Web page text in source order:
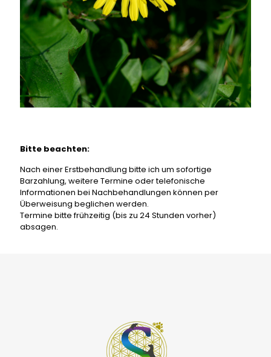
Bitte beachten:
Nach einer Erstbehandlung bitte ich um sofortige
Barzahlung, weitere Termine oder telefonische
Informationen bei Nachbehandlungen können per
Überweisung beglichen werden.
Termine bitte frühzeitig (bis zu 24 Stunden vorher)
absagen.